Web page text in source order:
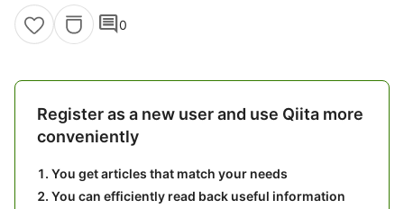
comment0
Register as a new user and use Qiita more
conveniently
You get articles that match your needs
You can efficiently read back useful information